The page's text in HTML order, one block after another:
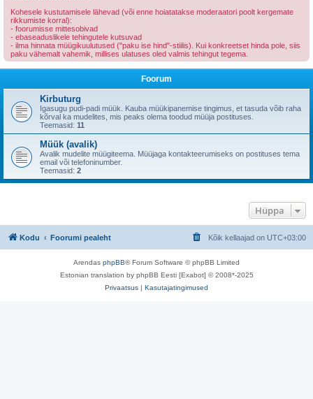
Kohesele kustutamisele lähevad (või enne hoiatatakse moderaatori poolt kergemate
rikkumiste korral):
- foorumisse mittesobivad
- ebaseaduslikele tehingutele kutsuvad
- ilma hinnata müügikuulutused ("paku ise hind"-stiilis). Kui konkreetset hinda pole, siis
paku vähemalt vahemik, millises ulatuses oled valmis tehingut tegema.
Foorum
Kirbuturg
Igasugu pudi-padi müük. Kauba müükipanemise tingimus, et tasuda võib raha
kõrval ka mudelites, mis peaks olema toodud müüja postituses.
Teemasid: 11
Müük (avalik)
Avalik mudelite müügiteema. Müüjaga kontakteerumiseks on postituses tema
email või telefoninumber.
Teemasid: 2
Hüppa
Kodu Foorumi pealeht Kõik kellaajad on UTC+03:00
Arendas phpBB® Forum Software © phpBB Limited
Estonian translation by phpBB Eesti [Exabot] © 2008*-2025
Privaatsus | Kasutajatingimused